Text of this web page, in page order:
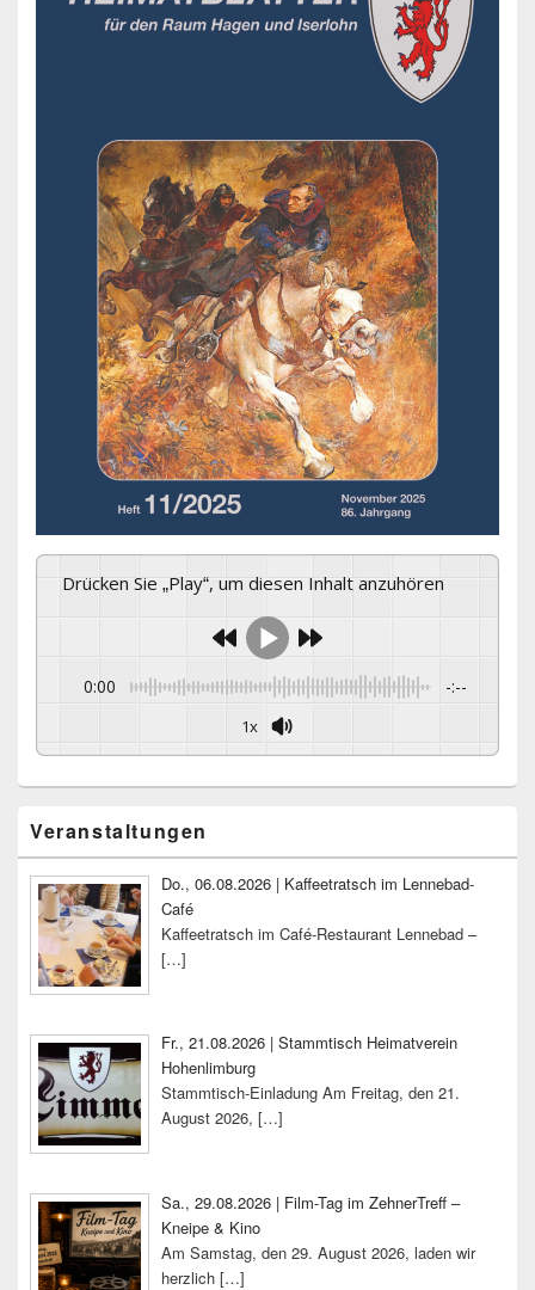
Drücken Sie „Play“, um diesen Inhalt anzuhören
0:00 -:--
1x
Seitenleisten-
Widgetbereich
Veranstaltungen
Do., 06.08.2026 | Kaffeetratsch im Lennebad-
Café
Kaffeetratsch im Café-Restaurant Lennebad –
[…]
Fr., 21.08.2026 | Stammtisch Heimatverein
Hohenlimburg
Stammtisch-Einladung Am Freitag, den 21.
August 2026, […]
Sa., 29.08.2026 | Film-Tag im ZehnerTreff –
Kneipe & Kino
Am Samstag, den 29. August 2026, laden wir
herzlich […]